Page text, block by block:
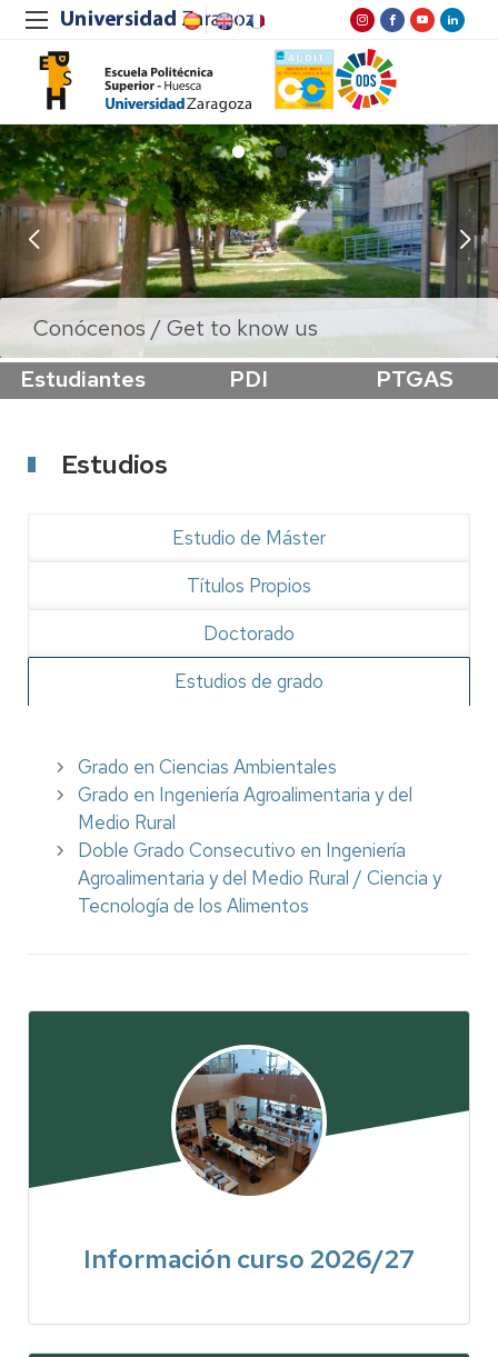
Conócenos / Get to know us
Sendero de especies ornamentales de la
EPS
Estudiantes
PDI PTGAS
Estudios
Estudios de grado
Estudio de Máster
Títulos Propios
Doctorado
Grado en Ciencias Ambientales
Grado en Ingeniería Agroalimentaria y del
Medio Rural
Doble Grado Consecutivo en Ingeniería
Agroalimentaria y del Medio Rural / Ciencia y
Tecnología de los Alimentos
Información curso 2026/27